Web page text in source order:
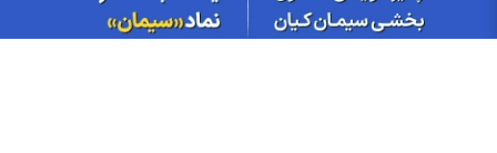
عرضه اولیه «احیا» در راه فرابورس | جزئیات عرضه اولیه احیا و میزان
نقدینگی مورد نیاز